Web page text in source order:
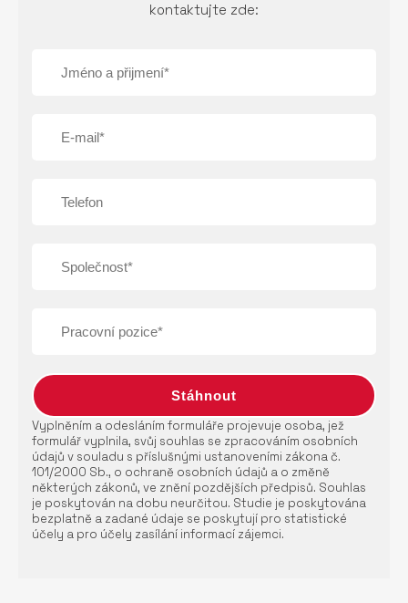
kontaktujte zde:
Vyplněním a odesláním formuláře projevuje osoba, jež
formulář vyplnila, svůj souhlas se zpracováním osobních
údajů v souladu s příslušnými ustanoveními zákona č.
101/2000 Sb., o ochraně osobních údajů a o změně
některých zákonů, ve znění pozdějších předpisů. Souhlas
je poskytován na dobu neurčitou. Studie je poskytována
bezplatně a zadané údaje se poskytují pro statistické
účely a pro účely zasílání informací zájemci.